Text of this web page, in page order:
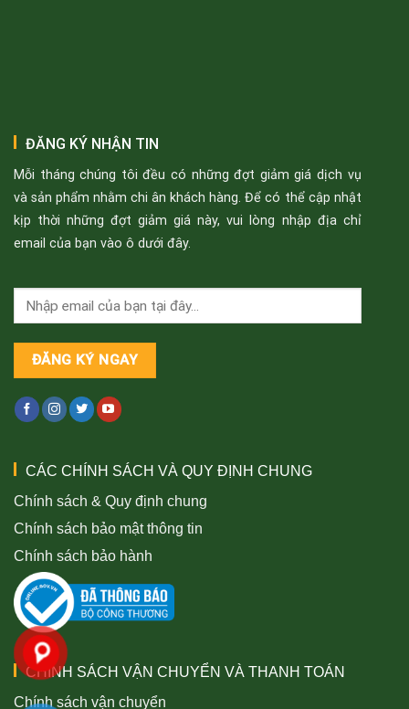
ĐĂNG KÝ NHẬN TIN
Mỗi tháng chúng tôi đều có những đợt giảm giá dịch vụ
và sản phẩm nhằm chi ân khách hàng. Để có thể cập nhật
kịp thời những đợt giảm giá này, vui lòng nhập địa chỉ
email của bạn vào ô dưới đây.
CÁC CHÍNH SÁCH VÀ QUY ĐỊNH CHUNG
Chính sách & Quy định chung
Chính sách bảo mật thông tin
Chính sách bảo hành
CHÍNH SÁCH VẬN CHUYỂN VÀ THANH TOÁN
Chính sách vận chuyển